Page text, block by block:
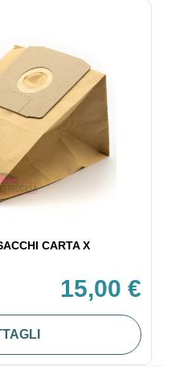
CARTA X
15,00 €